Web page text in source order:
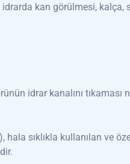
idrarda kan görülmesi, kalça,
idrar kanalını tıkaması
sıklıkla kullanılan ve